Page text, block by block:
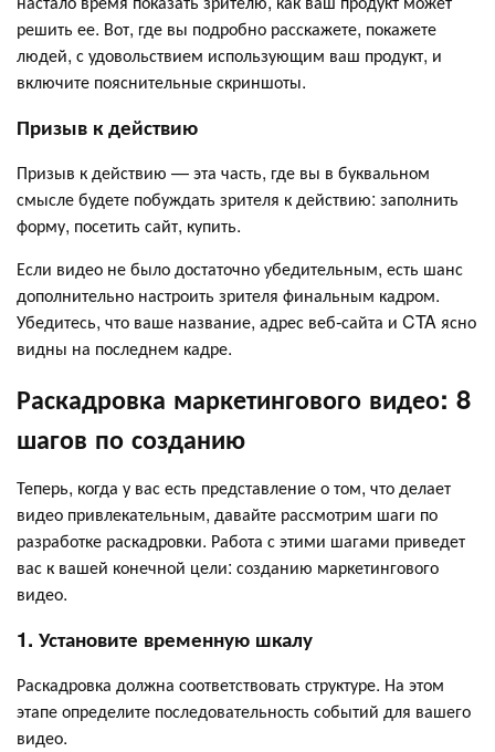
решить ее. Вот, где вы подробно расскажете, покажете
людей, с удовольствием использующим ваш продукт, и
включите пояснительные скриншоты.
Призыв к действию
Призыв к действию — эта часть, где вы в буквальном
смысле будете побуждать зрителя к действию: заполнить
форму, посетить сайт, купить.
Если видео не было достаточно убедительным, есть шанс
дополнительно настроить зрителя финальным кадром.
Убедитесь, что ваше название, адрес веб-сайта и CTA ясно
видны на последнем кадре.
Раскадровка маркетингового видео: 8
шагов по созданию
Теперь, когда у вас есть представление о том, что делает
видео привлекательным, давайте рассмотрим шаги по
разработке раскадровки. Работа с этими шагами приведет
вас к вашей конечной цели: созданию маркетингового
видео.
1. Установите временную шкалу
Раскадровка должна соответствовать структуре. На этом
этапе определите последовательность событий для вашего
видео.